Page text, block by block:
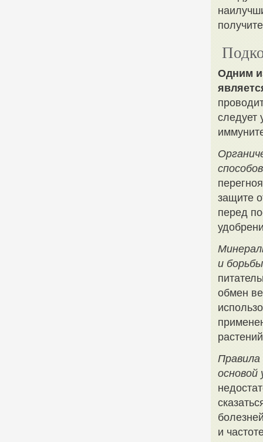
Одним
следует
защите
перед
и
обмен
Правила
и